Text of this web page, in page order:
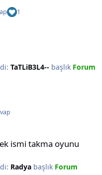
1
TaTLiB3L4--başlık Forum
ismi takma oyunu
Radyabaşlık Forum